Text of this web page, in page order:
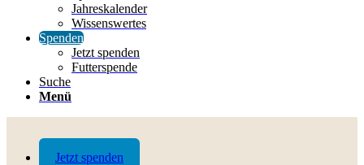
Jetzt spenden
Jahreskalender
Wissenswertes
Spenden
Jetzt spenden
Futterspende
Suche
Menü